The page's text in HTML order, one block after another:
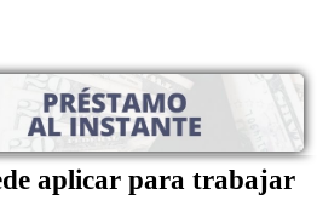
aplicar para trabajar